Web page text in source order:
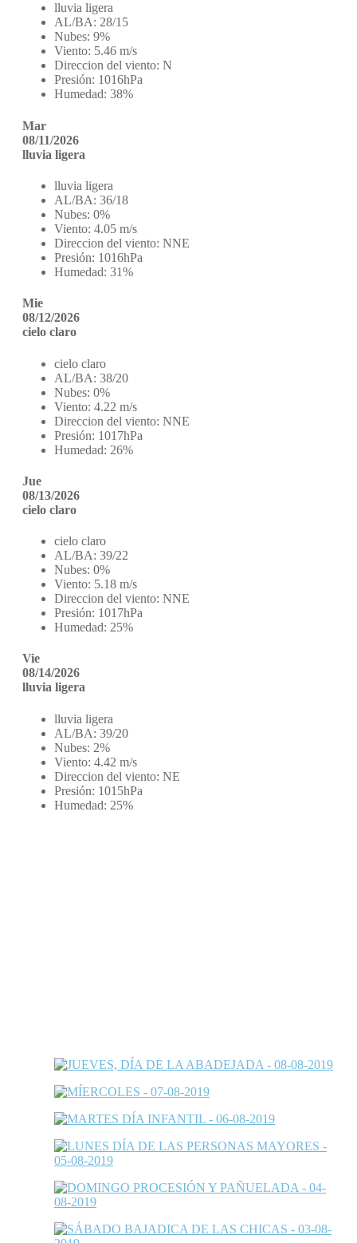
lluvia ligera
AL/BA: 28/15
Nubes: 9%
Viento: 5.46 m/s
Direccion del viento: N
Presión: 1016hPa
Humedad: 38%
Mar
08/11/2026
lluvia ligera
lluvia ligera
AL/BA: 36/18
Nubes: 0%
Viento: 4.05 m/s
Direccion del viento: NNE
Presión: 1016hPa
Humedad: 31%
Mie
08/12/2026
cielo claro
cielo claro
AL/BA: 38/20
Nubes: 0%
Viento: 4.22 m/s
Direccion del viento: NNE
Presión: 1017hPa
Humedad: 26%
Jue
08/13/2026
cielo claro
cielo claro
AL/BA: 39/22
Nubes: 0%
Viento: 5.18 m/s
Direccion del viento: NNE
Presión: 1017hPa
Humedad: 25%
Vie
08/14/2026
lluvia ligera
lluvia ligera
AL/BA: 39/20
Nubes: 2%
Viento: 4.42 m/s
Direccion del viento: NE
Presión: 1015hPa
Humedad: 25%